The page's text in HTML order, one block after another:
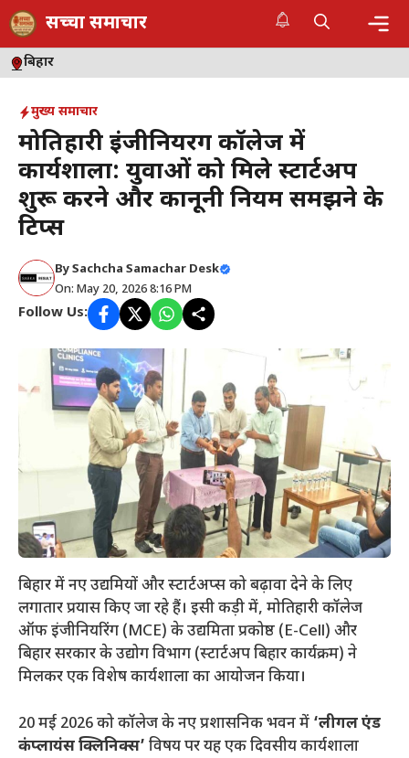
Skip
to
content
सच्चा समाचार
बिहार
मुख्य समाचार
मोतिहारी इंजीनियरिंग कॉलेज में
कार्यशाला: युवाओं को मिले स्टार्टअप
शुरू करने और कानूनी नियम समझने के
टिप्स
BySachcha Samachar Desk
On: May 20, 2026 8:16 PM
Follow Us:
बिहार में नए उद्यमियों और स्टार्टअप्स को बढ़ावा देने के लिए
लगातार प्रयास किए जा रहे हैं। इसी कड़ी में, मोतिहारी कॉलेज
ऑफ इंजीनियरिंग (MCE) के उद्यमिता प्रकोष्ठ (E-Cell) और
बिहार सरकार के उद्योग विभाग (स्टार्टअप बिहार कार्यक्रम) ने
मिलकर एक विशेष कार्यशाला का आयोजन किया।
​20 मई 2026 को कॉलेज के नए प्रशासनिक भवन में ‘लीगल एंड
कंप्लायंस क्लिनिक्स’ विषय पर यह एक दिवसीय कार्यशाला